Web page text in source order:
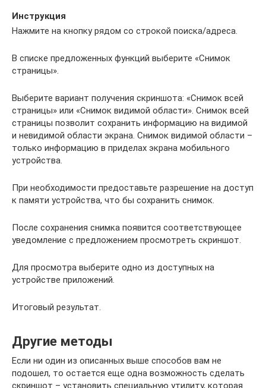
Инструкция
Нажмите на кнопку рядом со строкой поиска/адреса.
В списке предложенных функций выберите «Снимок
страницы».
Выберите вариант получения скриншота: «Снимок всей
страницы» или «Снимок видимой области». Снимок всей
страницы позволит сохранить информацию на видимой
и невидимой области экрана. Снимок видимой области –
только информацию в приделах экрана мобильного
устройства.
При необходимости предоставьте разрешение на доступ
к памяти устройства, что бы сохранить снимок.
После сохранения снимка появится соответствующее
уведомление с предложением просмотреть скриншот.
Для просмотра выберите одно из доступных на
устройстве приложений.
Итоговый результат.
Другие методы
Если ни один из описанных выше способов вам не
подошел, то остается еще одна возможность сделать
скриншот – установить специальную утилиту, которая